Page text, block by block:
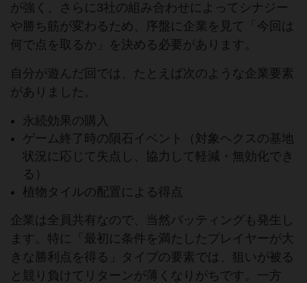
が強く、さらに3社の組み合わせによってシナジー
や勝ち筋が変わるため、序盤に企業を見て「今回は
何で点を取るか」を決める必要があります。
自分が遊んだ回では、たとえば次のような企業要素
がありました。
永続効果の購入
ゲーム終了時の隕石イベント（対象ヘクスの基地
状況に応じて失点し、協力して軽減・無効化でき
る）
植物タイルの配置による得点
企業は全員共有なので、当然バッティングも発生し
ます。特に「最初に条件を満たしたプレイヤーが大
きな勝利点を得る」タイプの要素では、狙いが被る
と競り負けてリターンが薄くなりがちです。一方